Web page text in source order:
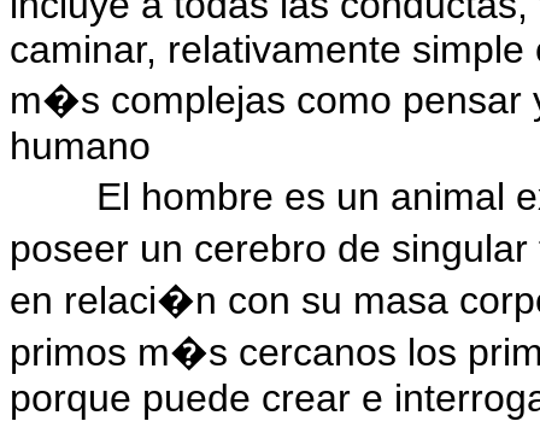
caminar, relativamente
m�s complejas como pensar
humano
El hombre es un animal
poseer un cerebro de
en relaci�n con su masa
primos m�s cercanos los
porque puede crear e